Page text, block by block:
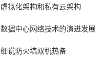
虚拟化架构和私有云架构
数据中心网络技术的演进发展
细说防火墙双机热备